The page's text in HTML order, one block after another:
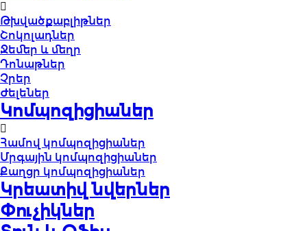
Թխվածքաբլիթներ
Շոկոլադներ
Ջեմեր և մեղր
Դոնաթներ
Չրեր
Ժելեներ
Կոմպոզիցիաներ
Համով կոմպոզիցիաներ
Մրգային կոմպոզիցիաներ
Քաղցր կոմպոզիցիաներ
Կրեատիվ նվերներ
Փուչիկներ